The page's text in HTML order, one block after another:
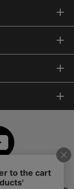
ご利用規約
会社案内